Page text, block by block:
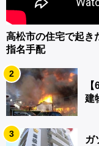
高松市の住宅で起
指名手配
2
建
3
ガ